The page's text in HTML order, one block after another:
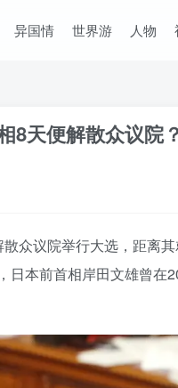
异国情 世界游 人物
8天便解散众议院
众议院举行大选，距离
日本前首相岸田文雄曾